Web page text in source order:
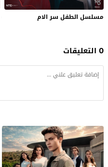
مسلسل الطفل سر الام
0 التعليقات